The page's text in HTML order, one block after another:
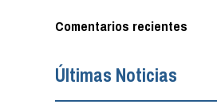
Comentarios recientes
Últimas Noticias